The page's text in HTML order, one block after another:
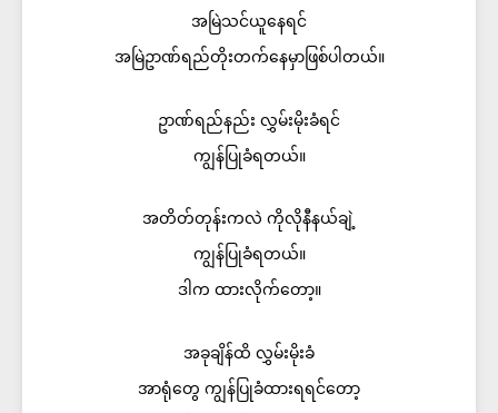
အမြဲသင်ယူနေရင်
အမြဲဥာဏ်ရည်တိုးတက်နေမှာဖြစ်ပါတယ်။
ဥာဏ်ရည်နည်း လွှမ်းမိုးခံရင်
ကျွန်ပြုခံရတယ်။
အတိတ်တုန်းကလဲ ကိုလိုနီနယ်ချဲ့
ကျွန်ပြုခံရတယ်။
ဒါက ထားလိုက်တော့။
အခုချိန်ထိ လွှမ်းမိုးခံ
အာရုံတွေ ကျွန်ပြုခံထားရရင်တော့